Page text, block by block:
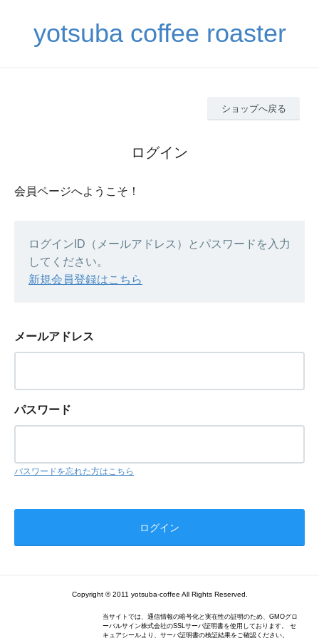
yotsuba coffee roaster
ショップへ戻る
ログイン
会員ページへようこそ！
ログインID（メールアドレス）とパスワードを入力
してください。
新規会員登録はこちら
メールアドレス
パスワード
パスワードを忘れた方はこちら
Copyright © 2011 yotsuba-coffee All Rights Reserved.
当サイトでは、通信情報の暗号化と実在性の証明のため、GMOグロ
ーバルサイン株式会社のSSLサーバ証明書を使用しております。 セ
キュアシールより、サーバ証明書の検証結果をご確認ください。